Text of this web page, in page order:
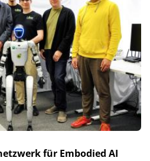
für Embodied AI